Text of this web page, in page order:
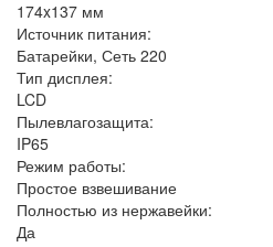
174x137 мм
Источник питания:
Батарейки, Сеть 220
Тип дисплея:
LCD
Пылевлагозащита:
IP65
Режим работы:
Простое взвешивание
Полностью из нержавейки:
Да